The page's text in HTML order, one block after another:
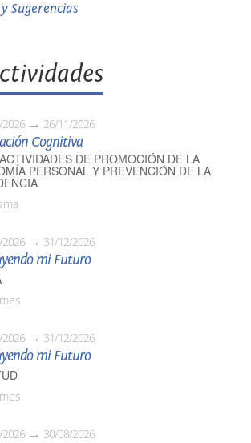
Sugerencias
26/11/2026
Cognitiva
DE PROMOCIÓN DE LA
PERSONAL Y PREVENCIÓN DE LA
31/12/2026
mi Futuro
31/12/2026
mi Futuro
30/08/2026